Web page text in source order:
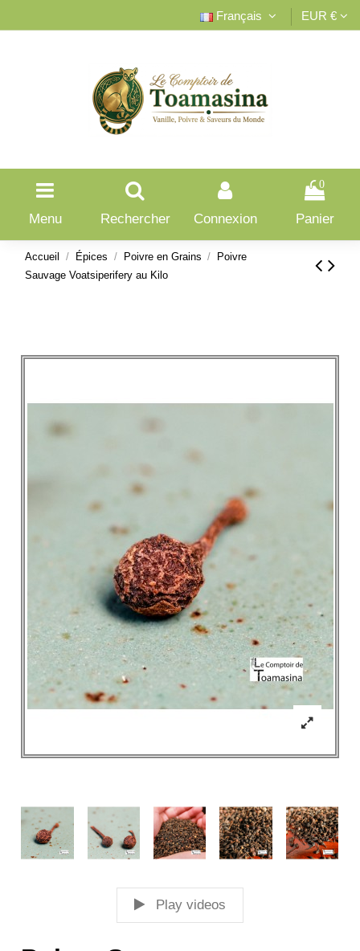
Français EUR €
Menu Rechercher Connexion
0
Panier
Accueil Épices Poivre en Grains
Poivre
Sauvage Voatsiperifery au Kilo
Play videos